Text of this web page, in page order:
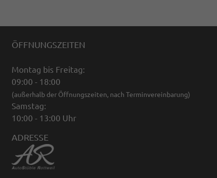
ÖFFNUNGSZEITEN
Montag bis Freitag:
09:00 - 18:00
(außerhalb der Öffnungszeiten, nach Terminvereinbarung)
Samstag:
10:00 - 13:00 Uhr
ADRESSE